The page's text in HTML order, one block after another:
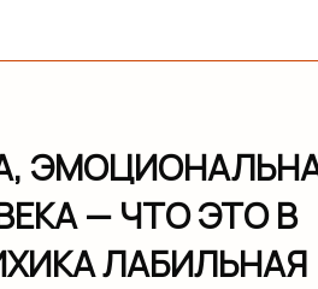
— ЧТО ЭТО В
ЛАБИЛЬНАЯ